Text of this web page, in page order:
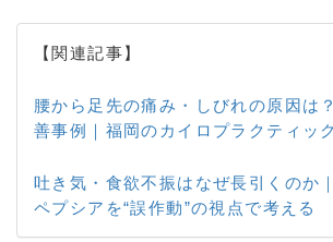
【関連記事】
腰から足先の痛み・しびれの原因は
善事例｜福岡のカイロプラクティック
吐き気・食欲不振はなぜ長引くのか
ペプシアを“誤作動”の視点で考える